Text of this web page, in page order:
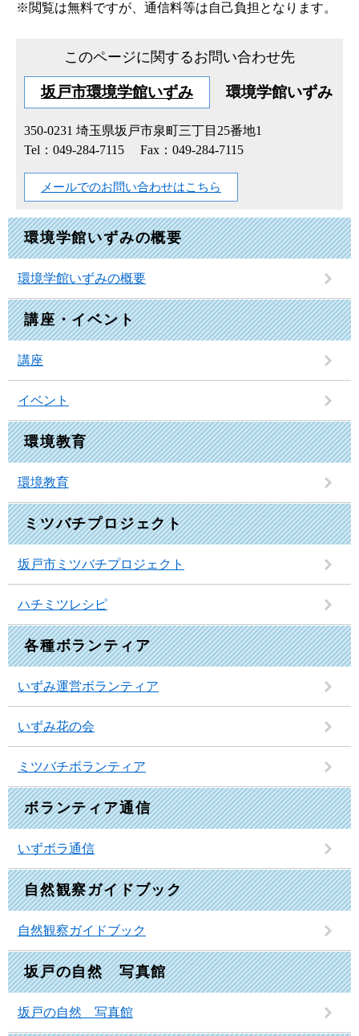
※閲覧は無料ですが、通信料等は自己負担となります。
このページに関するお問い合わせ先
坂戸市環境学館いずみ 環境学館いずみ
350-0231 埼玉県坂戸市泉町三丁目25番地1
Tel：049-284-7115
Fax：049-284-7115
メールでのお問い合わせはこちら
環境学館いずみの概要
環境学館いずみの概要
講座・イベント
講座
イベント
環境教育
環境教育
ミツバチプロジェクト
坂戸市ミツバチプロジェクト
ハチミツレシピ
各種ボランティア
いずみ運営ボランティア
いずみ花の会
ミツバチボランティア
ボランティア通信
いずボラ通信
自然観察ガイドブック
自然観察ガイドブック
坂戸の自然 写真館
坂戸の自然 写真館